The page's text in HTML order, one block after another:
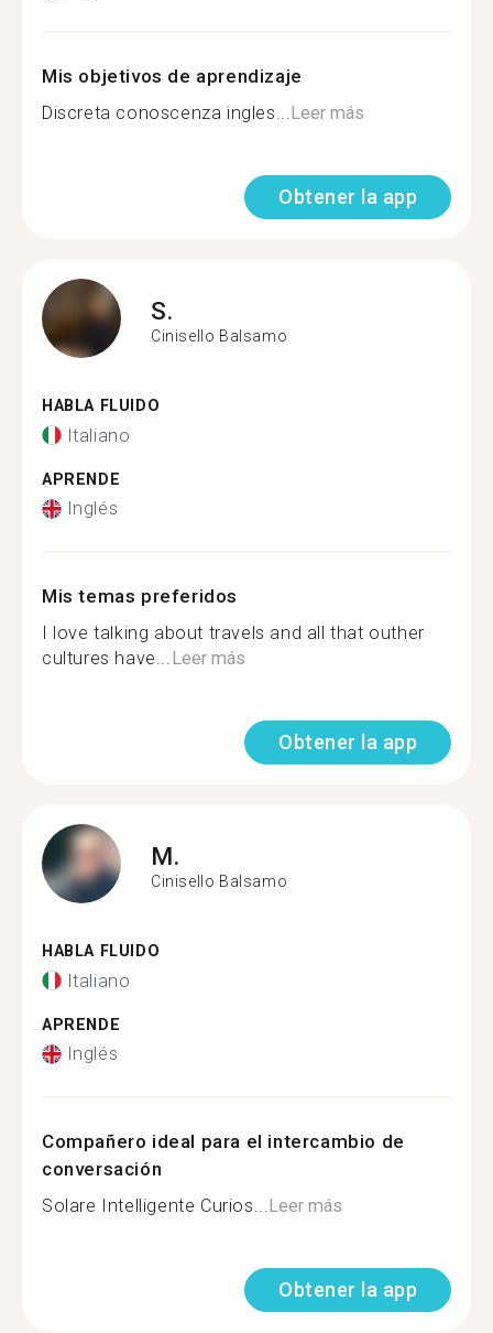
Mis objetivos de aprendizaje
Discreta conoscenza ingles...Leer más
Obtener la app
S.
Cinisello Balsamo
HABLA FLUIDO
Italiano
APRENDE
Inglés
Mis temas preferidos
I love talking about travels and all that outher
cultures have...Leer más
Obtener la app
M.
Cinisello Balsamo
HABLA FLUIDO
Italiano
APRENDE
Inglés
Compañero ideal para el intercambio de
conversación
Solare Intelligente Curios...Leer más
Obtener la app